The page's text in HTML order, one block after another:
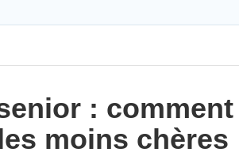
: comment
moins chères